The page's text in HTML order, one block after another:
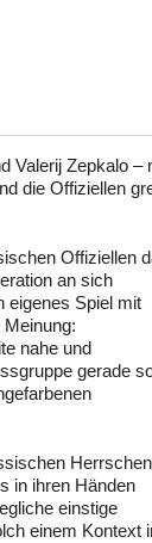
Valerij Zepkalo –
die Offiziellen
Offiziellen
an sich
eigenes Spiel mit
nahe und
gerade
in ihren Händen
einstige
einem Kontext